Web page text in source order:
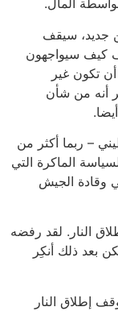
جديد، سيقف
كيف سيواجهون
أن تكون غير
أنه من شأن
– ربما أكثر من
هو اختبار للسياسة الماكرة التي
وقادة الجيش
النار. لقد رفضه
بعد ذلك أنكِر
إطلاق النار